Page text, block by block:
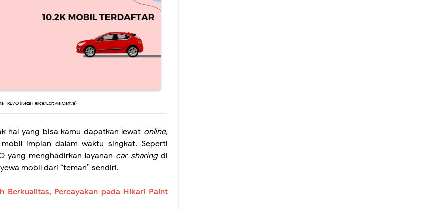
TREVO (Keza Felice/Edit via Canva)
hal yang bisa kamu dapatkan lewat online,
impian dalam waktu singkat. Seperti
yang menghadirkan layanan car sharing di
mobil dari “teman” sendiri.
Berkualitas, Percayakan pada Hikari Paint